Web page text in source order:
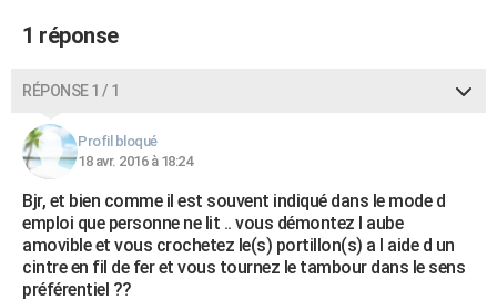
CARTE DE VOEUX
Carte de Noël
Carte Bonne année
Carte Saint-Valentin
Carte Pâques
Carte d'anniversaire
DICTIONNAIRE
Dictionnaire
Biographies
Citations
Expressions
Proverbes
PROGRAMME TV
S'inscrire
Se connecter
Lycées
Collèges
Primaires
Universités
Entreprises
Service militaire
Avis de recherche
AVIS DE DÉCÈS
FORUM
1 réponse
RÉPONSE 1 / 1
Profil bloqué
18 avr. 2016 à 18:24
Bjr, et bien comme il est souvent indiqué dans le mode d
emploi que personne ne lit .. vous démontez l aube
amovible et vous crochetez le(s) portillon(s) a l aide d un
cintre en fil de fer et vous tournez le tambour dans le sens
préférentiel ??